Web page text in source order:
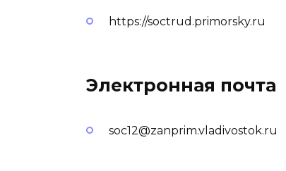
https://soctrud.primorsky.ru
Электронная почта
soc12@zanprim.vladivostok.ru